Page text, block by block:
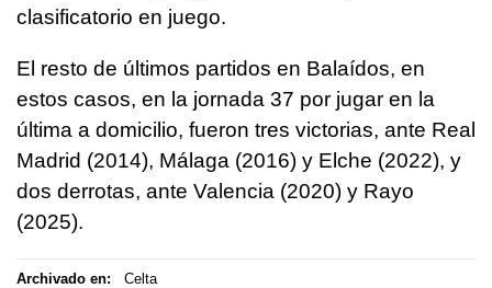
clasificatorio en juego.
El resto de últimos partidos en Balaídos, en
estos casos, en la jornada 37 por jugar en la
última a domicilio, fueron tres victorias, ante Real
Madrid (2014), Málaga (2016) y Elche (2022), y
dos derrotas, ante Valencia (2020) y Rayo
(2025).
Archivado en: Celta